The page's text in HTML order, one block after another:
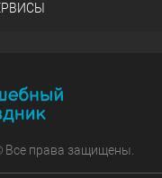
Все права защищены.